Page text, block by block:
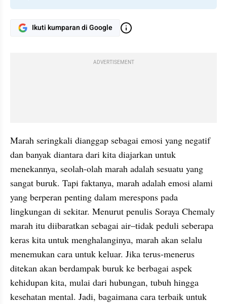
Ikuti kumparan di Google
ADVERTISEMENT
Marah seringkali dianggap sebagai emosi yang negatif
dan banyak diantara dari kita diajarkan untuk
menekannya, seolah-olah marah adalah sesuatu yang
sangat buruk. Tapi faktanya, marah adalah emosi alami
yang berperan penting dalam merespons pada
lingkungan di sekitar. Menurut penulis Soraya Chemaly
marah itu diibaratkan sebagai air–tidak peduli seberapa
keras kita untuk menghalanginya, marah akan selalu
menemukan cara untuk keluar. Jika terus-menerus
ditekan akan berdampak buruk ke berbagai aspek
kehidupan kita, mulai dari hubungan, tubuh hingga
kesehatan mental. Jadi, bagaimana cara terbaik untuk